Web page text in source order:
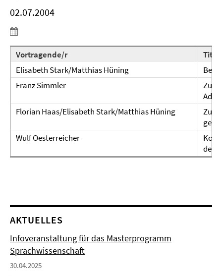
02.07.2004
Vortragende/r
Titel
Elisabeth Stark/Matthias Hüning
Franz Simmler
Zur
Florian Haas/Elisabeth Stark/Matthias Hüning
Zur
Wulf Oesterreicher
des
AKTUELLES
Infoveranstaltung für das Masterprogramm
Sprachwissenschaft
30.04.2025